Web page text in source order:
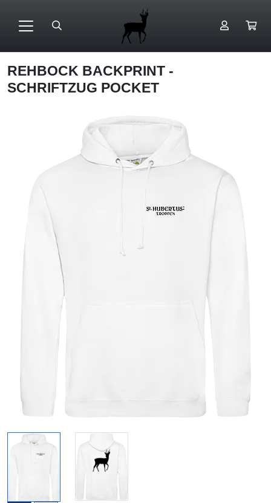
REHBOCK BACKPRINT -
SCHRIFTZUG POCKET